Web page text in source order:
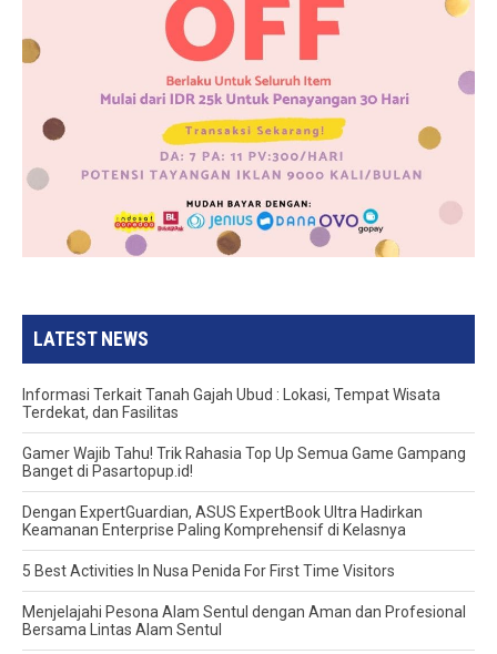
LATEST NEWS
Informasi Terkait Tanah Gajah Ubud : Lokasi, Tempat Wisata
Terdekat, dan Fasilitas
Gamer Wajib Tahu! Trik Rahasia Top Up Semua Game Gampang
Banget di Pasartopup.id!
Dengan ExpertGuardian, ASUS ExpertBook Ultra Hadirkan
Keamanan Enterprise Paling Komprehensif di Kelasnya
5 Best Activities In Nusa Penida For First Time Visitors
Menjelajahi Pesona Alam Sentul dengan Aman dan Profesional
Bersama Lintas Alam Sentul